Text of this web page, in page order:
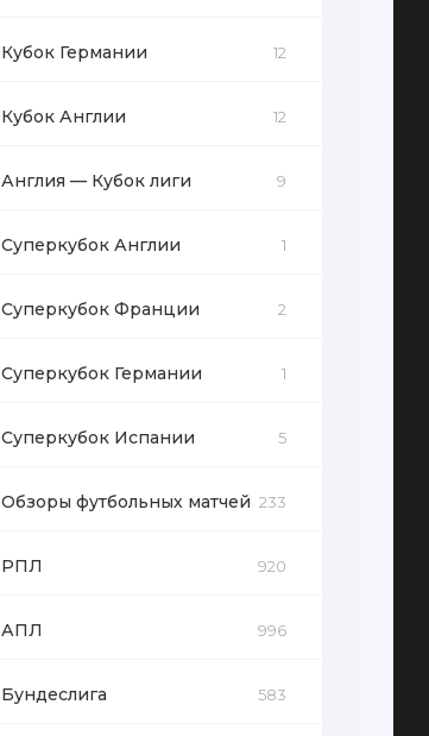
Кубок Германии 12
Кубок Англии 12
Англия — Кубок лиги 9
Суперкубок Англии 1
Суперкубок Франции 2
Суперкубок Германии 1
Суперкубок Испании 5
Обзоры футбольных матчей 233
РПЛ 920
АПЛ 996
Бундеслига 583